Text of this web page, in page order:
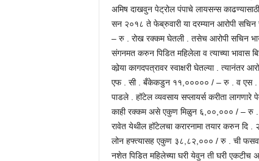
अमिष दाखवुन पेट्रोल पंपाचे लायसन्स
सन २०१८ ते फेब्रुवारी या दरम्यान आरोपी
– रु . रोख रक्कम घेतली . तसेच आरोपी सचिन
संगनमत करुन पिडित महिलेला व त्याच्या भावास
कोर्‍या कागदपत्रावर स्वाक्षरी घेतल्या . त्यानंतर
एफ . सी . बँकेकडुन ११,००००० / – रु . व एस
पाडले . हॉटेल व्यवसाय सप्लायर्स करीता लागणारे
काही रक्कम असे एकुण मिळुन ६,००,००० / – रु .
रावेत येथील हॉटेलचा करारनामा तयार करुन दि .
लोन हफ्त्यासह एकुण ३८,८२,००० / रु . ची
नशेत पिडित महिलेच्या घरी येवुन ती घरी एकटीच